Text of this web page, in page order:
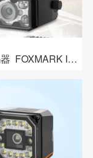
工业读码器 FOXMARK ID306